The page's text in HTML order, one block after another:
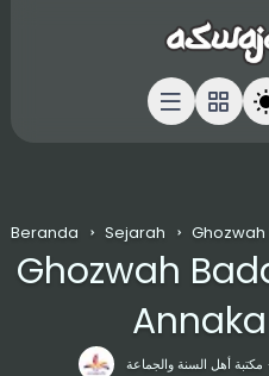
Beranda Sejarah Ghozwah
مكتبة أهل السنة والجماعة
Ghozwah